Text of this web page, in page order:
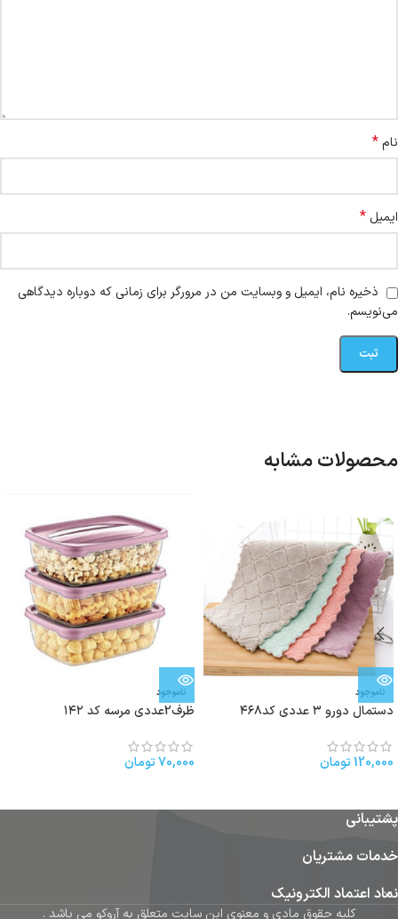
نام*
ایمیل *
ذخیره نام، ایمیل و وبسایت من در مرورگر برای زمانی که دوباره دیدگاهی
می‌نویسم.
محصولات مشابه
ناموجود
دستمال دورو ۳ عددی کد۴۶۸
120,000تومان
ناموجود
ظرف2عددی مرسه کد ۱۴۲
70,000تومان
پشتیبانی
خدمات مشتریان
نماد اعتماد الکترونیک
کلیه حقوق مادی و معنوی این سایت متعلق به آروکو می باشد .